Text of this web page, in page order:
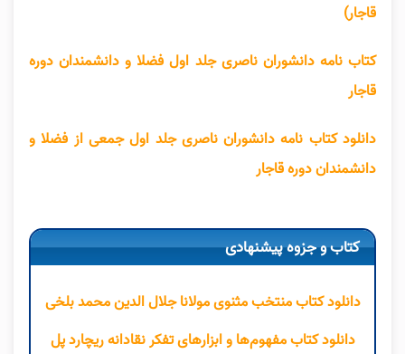
قاجار)
کتاب نامه دانشوران ناصری جلد اول فضلا و دانشمندان دوره
قاجار
دانلود کتاب نامه دانشوران ناصری جلد اول جمعی از فضلا و
دانشمندان دوره قاجار
کتاب و جزوه پیشنهادی
دانلود کتاب منتخب مثنوی مولانا جلال الدین محمد بلخی
دانلود کتاب مفهوم‌ها و ابزارهای تفکر نقادانه ریچارد پل